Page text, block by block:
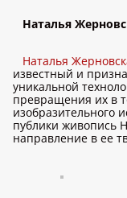
Наталья
Наталья
известный и
уникальной
превращения их в
изобразительного
публики живопись
направление в ее